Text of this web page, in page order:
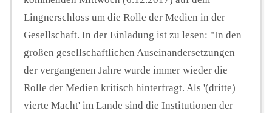
Seminare
Unterstützen
Lingnerschloss um die Rolle der Medien in der
Gesellschaft. In der Einladung ist zu lesen: "In den
großen gesellschaftlichen Auseinandersetzungen
der vergangenen Jahre wurde immer wieder die
Rolle der Medien kritisch hinterfragt. Als '(dritte)
vierte Macht' im Lande sind die Institutionen der